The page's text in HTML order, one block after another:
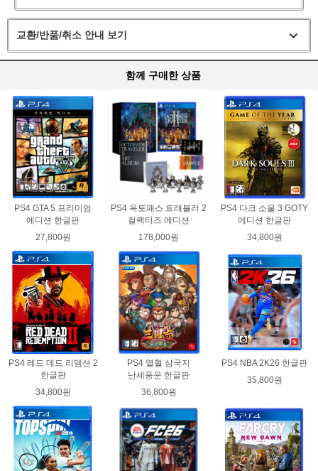
교환/반품/취소 안내 보기
함께 구매한 상품
PS4 GTA 5 프리미엄
에디션 한글판
27,800원
PS4 옥토패스 트래블러 2
컬렉터즈 에디션
178,000원
PS4 다크 소울 3 GOTY
에디션 한글판
34,800원
PS4 레드 데드 리뎀션 2
한글판
34,800원
PS4 열혈 삼국지
난세풍운 한글판
36,800원
PS4 NBA 2K26 한글판
35,800원